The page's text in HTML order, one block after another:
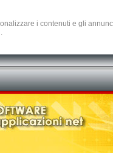
i contenuti e gli